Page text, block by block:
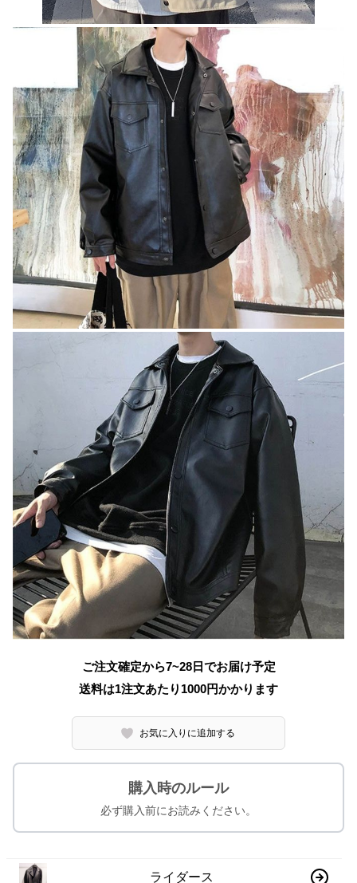
ご注文確定から7~28日でお届け予定
送料は1注文あたり 1000円かかります
お気に入りに追加する
購入時のルール
必ず購入前にお読みください。
ライダース